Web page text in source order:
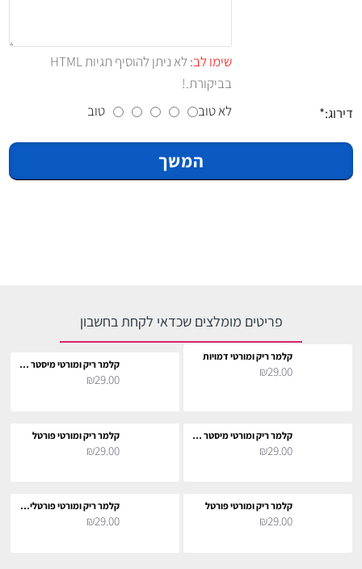
שימו לב:
לא ניתן להוסיף תגיות HTML
בביקורת.!
דירוג:
לא טוב טוב
המשך
פריטים מומלצים שכדאי לקחת בחשבון
קלמר ריק ומורטי דמויות
₪29.00 קלמר ריק ומורטי מיסטר מיסיקס
₪29.00
קלמר ריק ומורטי מיסטר מיסיקס
₪29.00
קלמר ריק ומורטי פורטל
₪29.00
קלמר ריק ומורטי פורטל
₪29.00
קלמר ריק ומורטי פורטלים בגלקסיה
₪29.00